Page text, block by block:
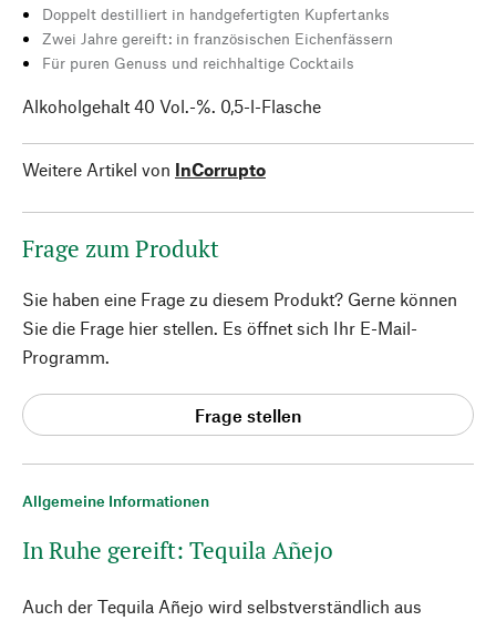
Allgemeine Informationen
In Ruhe gereift: Tequila Añejo
Auch der Tequila Añejo wird selbstverständlich aus
Doppelt destilliert in handgefertigten Kupfertanks
Zwei Jahre gereift: in französischen Eichenfässern
Für puren Genuss und reichhaltige Cocktails
Alkoholgehalt 40 Vol.-%. 0,5-l-Flasche
Weitere Artikel von InCorrupto
Frage zum Produkt
Sie haben eine Frage zu diesem Produkt? Gerne können
Sie die Frage hier stellen. Es öffnet sich Ihr E-Mail-
Programm.
Frage stellen